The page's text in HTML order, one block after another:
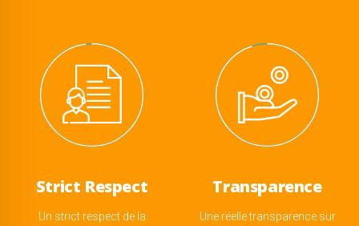
Strict Respect
Un strict respect de la
Transparence
Une réelle transparence sur